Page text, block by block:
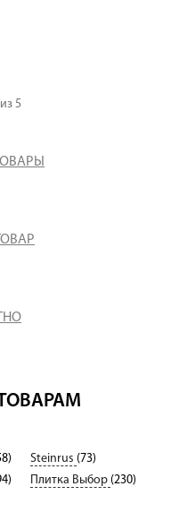
из 5
Steinrus (73)
Плитка Выбор (230)